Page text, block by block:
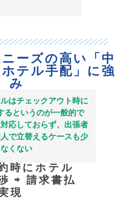
ーズの高い「中
テル手配」に強
み
はチェックアウト時に
るというのが一般的で
応しておらず、出張者
で立替えるケースも少
なくない
時にホテル
⇨ 請求書払
現